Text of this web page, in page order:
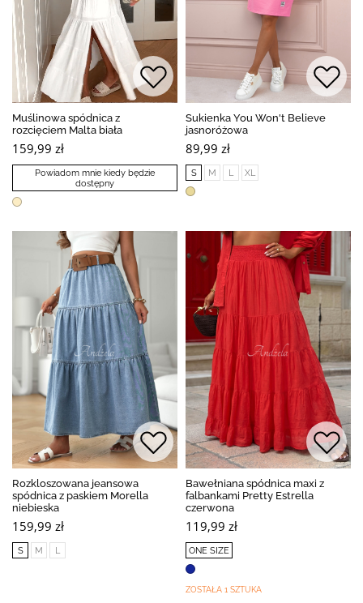
Muślinowa spódnica z
rozcięciem Malta biała
159,99 zł
Powiadom mnie kiedy będzie
dostępny
Sukienka You Won't Believe
jasnoróżowa
89,99 zł
S M L XL
Rozkloszowana jeansowa
spódnica z paskiem Morella
niebieska
159,99 zł
S M L
Bawełniana spódnica maxi z
falbankami Pretty Estrella
czerwona
119,99 zł
ONE SIZE
ZOSTAŁA 1 SZTUKA